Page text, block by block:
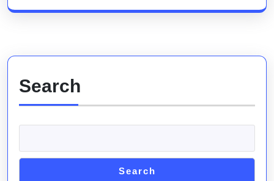
Search
Search